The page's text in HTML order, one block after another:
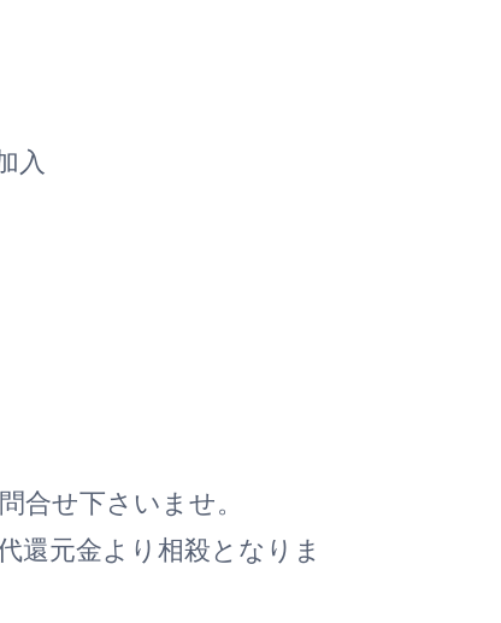
入
合せ下さいませ。
還元金より相殺となりま